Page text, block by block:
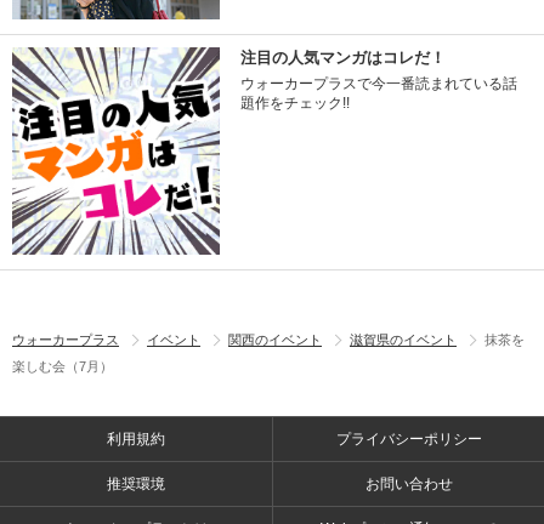
注目の人気マンガはコレだ！
ウォーカープラスで今一番読まれている話
題作をチェック!!
ウォーカープラス イベント 関西のイベント 滋賀県のイベント
抹茶を
楽しむ会（7月）
利用規約 プライバシーポリシー
推奨環境 お問い合わせ